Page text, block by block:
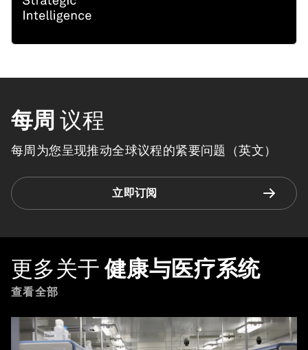
每周 议程
每周为您呈现推动全球议程的紧要问题（英文）
立即订阅
更多关于 健康与医疗系统
查看全部